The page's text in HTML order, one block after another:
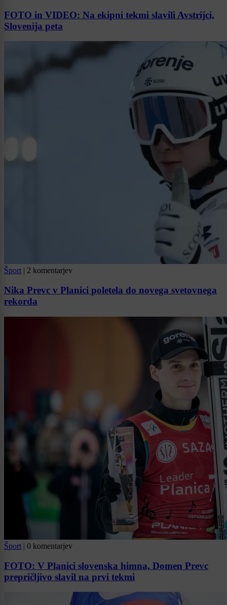
FOTO in VIDEO: Na ekipni tekmi slavili Avstrijci,
Slovenija peta
Šport | 2 komentarjev
Nika Prevc v Planici poletela do novega svetovnega
rekorda
Šport | 0 komentarjev
FOTO: V Planici slovenska himna, Domen Prevc
prepričljivo slavil na prvi tekmi